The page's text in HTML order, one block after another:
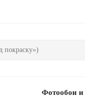
Фотообои и